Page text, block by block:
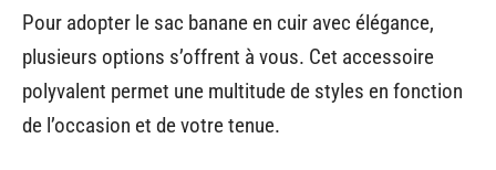
Pour adopter le sac banane en cuir avec élégance,
plusieurs options s’offrent à vous. Cet accessoire
polyvalent permet une multitude de styles en fonction
de l’occasion et de votre tenue.